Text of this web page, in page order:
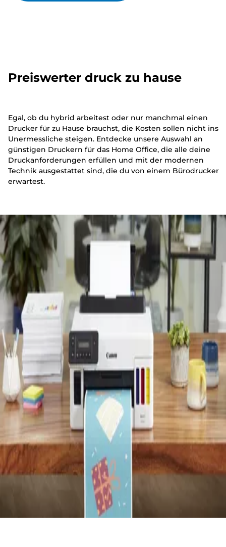
Preiswerter druck zu hause
Egal, ob du hybrid arbeitest oder nur manchmal einen
Drucker für zu Hause brauchst, die Kosten sollen nicht ins
Unermessliche steigen. Entdecke unsere Auswahl an
günstigen Druckern für das Home Office, die alle deine
Druckanforderungen erfüllen und mit der modernen
Technik ausgestattet sind, die du von einem Bürodrucker
erwartest.